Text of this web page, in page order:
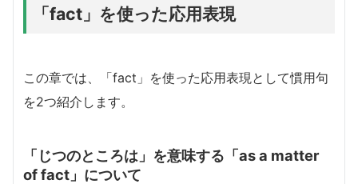
「fact」を使った応用表現
この章では、「fact」を使った応用表現として慣用句
を2つ紹介します。
「じつのところは」を意味する「as a matter
of fact」について